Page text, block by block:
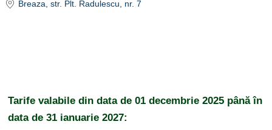
Breaza , str. Plt. Radulescu, nr. 7
Tarife valabile din data de 01 decembrie 2025 până în
data de 31 ianuarie 2027: